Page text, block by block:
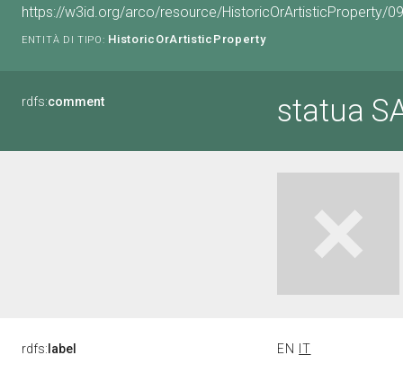
https://w3id.org/arco/resource/HistoricOrArtisticProperty/
ENTITÀ DI TIPO: HistoricOrArtisticProperty
rdfs:comment statua
rdfs: label EN IT